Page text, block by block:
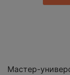
Мастер-